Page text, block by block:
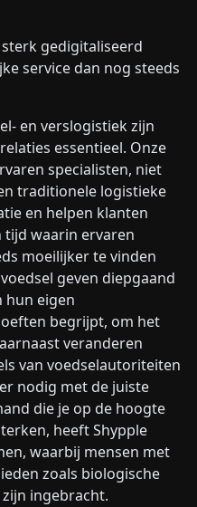
gedigitaliseerd
service dan nog steeds
en verslogistiek zijn
essentieel. Onze
specialisten, niet
traditionele logistieke
en helpen klanten
tijd waarin ervaren
moeilijker te vinden
geven diepgaand
hun eigen
begrijpt, om het
veranderen
van voedselautoriteiten
nodig met de juiste
die je op de hoogte
heeft Shypple
waarbij mensen met
zoals biologische
ingebracht.